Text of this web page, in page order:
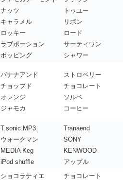
ナッツ
キャラメル
ロッキー
ラブポーション
ポッピング
トゥユー
リボン
ロード
サーティワン
シャワー
バナナアンド
チョップド
オレンジ
ジャモカ
ストロベリー
チョコレート
ソルベ
コーヒー
T.sonic MP3
ウォークマン
MEDIA Keg
iPod shuffle
Tranaend
SONY
KENWOOD
アップル
ショコラティエ
チョコレート